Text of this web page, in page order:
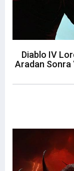
Diablo IV
Aradan Sonra